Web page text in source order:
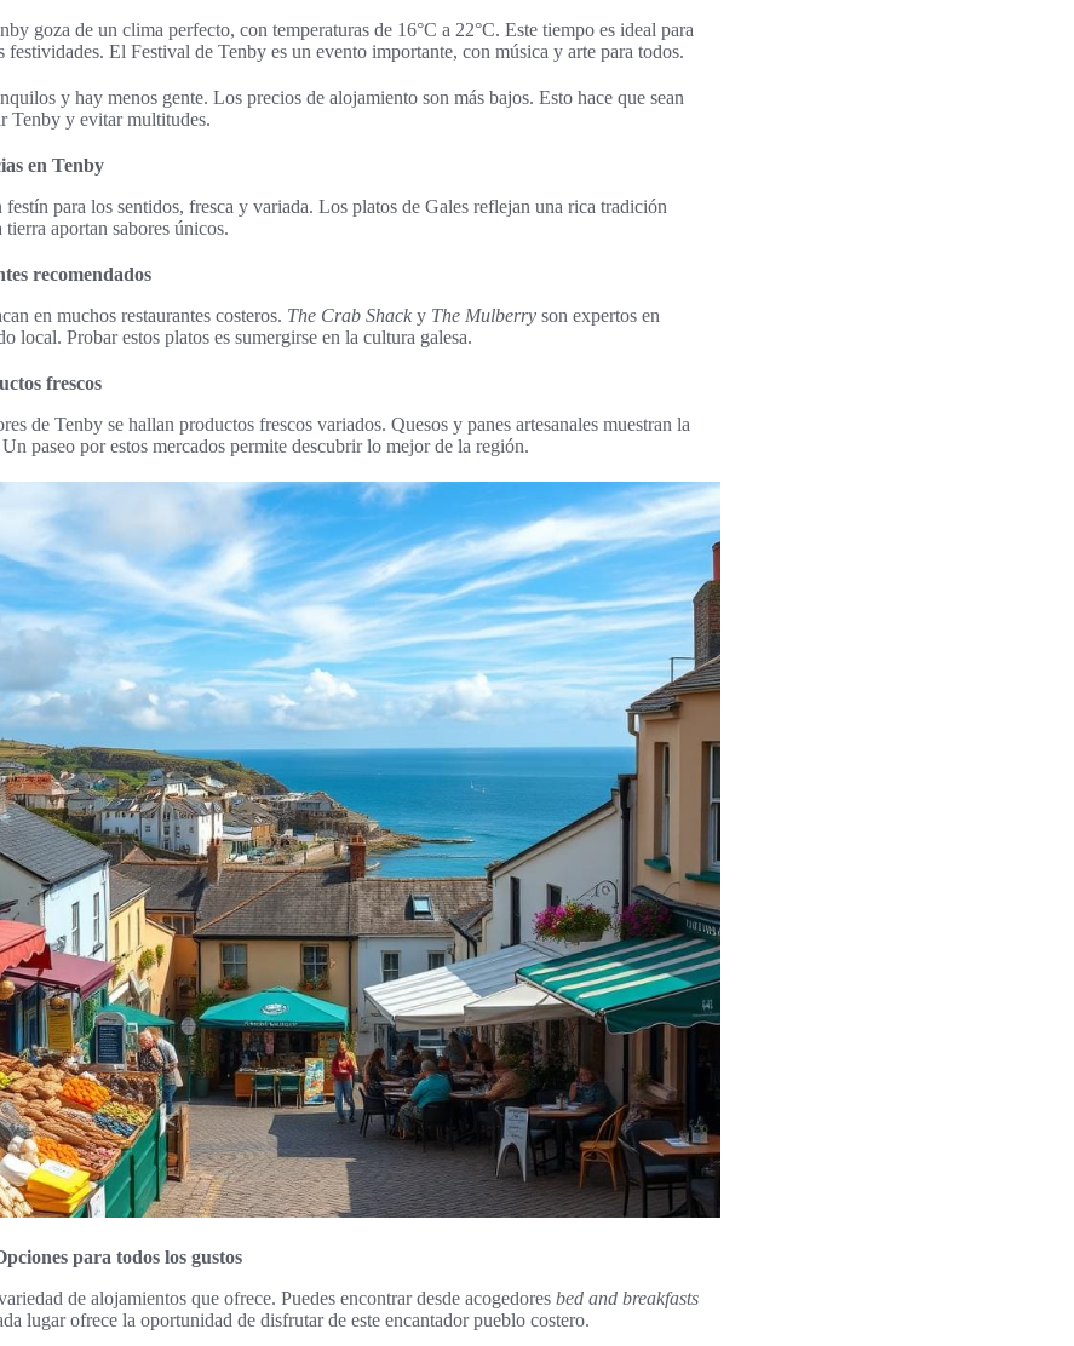
goza de un clima perfecto, con temperaturas de 16°C a 22°C. Este tiempo es ideal para
festividades. El Festival de Tenby es un evento importante, con música y arte para todos.
y hay menos gente. Los precios de alojamiento son más bajos. Esto hace que sean
Tenby y evitar multitudes.
en Tenby
para los sentidos, fresca y variada. Los platos de Gales reflejan una rica tradición
aportan sabores únicos.
recomendados
en muchos restaurantes costeros. The Crab Shack y The Mulberry son expertos en
local. Probar estos platos es sumergirse en la cultura galesa.
frescos
de Tenby se hallan productos frescos variados. Quesos y panes artesanales muestran la
paseo por estos mercados permite descubrir lo mejor de la región.
para todos los gustos
de alojamientos que ofrece. Puedes encontrar desde acogedores bed and breakfasts
lugar ofrece la oportunidad de disfrutar de este encantador pueblo costero.